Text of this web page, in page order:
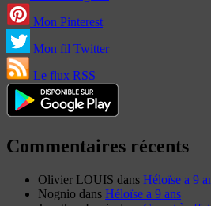
Mon Pinterest
Mon fil Twitter
Le flux RSS
Commentaires récents
Olivier LOUIS dans Héloïse a 9
Nognio dans Héloïse a 9 ans